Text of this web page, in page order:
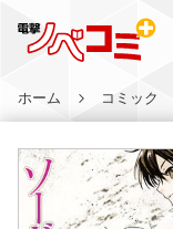
ホーム コミック